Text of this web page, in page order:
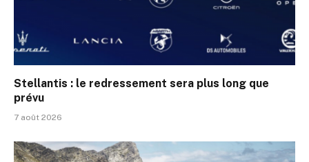
Stellantis : le redressement sera plus long que
prévu
7 août 2026